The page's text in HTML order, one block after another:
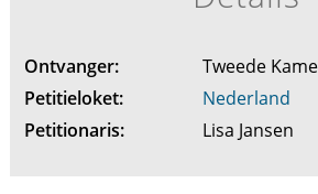
Ontvanger:
Tweede
Petitieloket:
Nederland
Petitionaris:
Lisa Jansen